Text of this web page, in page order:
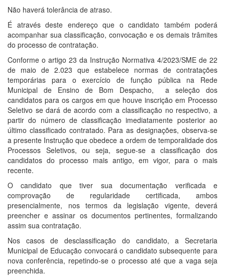
Não haverá tolerância de atraso.
É através deste endereço que o candidato também poderá
acompanhar sua classificação, convocação e os demais trâmites
do processo de contratação.
Conforme o artigo 23 da Instrução Normativa 4/2023/SME de 22
de maio de 2.023 que estabelece normas de contratações
temporárias para o exercício de função pública na Rede
Municipal de Ensino de Bom Despacho, a seleção dos
candidatos para os cargos em que houve inscrição em Processo
Seletivo se dará de acordo com a classificação no respectivo, a
partir do número de classificação imediatamente posterior ao
último classificado contratado. Para as designações, observa-se
a presente Instrução que obedece a ordem de temporalidade dos
Processos Seletivos, ou seja, segue-se a classificação dos
candidatos do processo mais antigo, em vigor, para o mais
recente.
O candidato que tiver sua documentação verificada e
comprovação de regularidade certificada, ambos
presencialmente, nos termos da legislação vigente, deverá
preencher e assinar os documentos pertinentes, formalizando
assim sua contratação.
Nos casos de desclassificação do candidato, a Secretaria
Municipal de Educação convocará o candidato subsequente para
nova conferência, repetindo-se o processo até que a vaga seja
preenchida.